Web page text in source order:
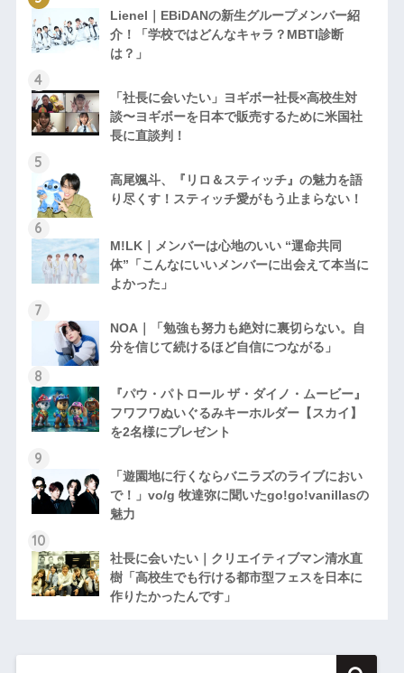
Lienel｜EBiDANの新生グループメンバー紹
介！「学校ではどんなキャラ？MBTI診断
は？」
「社長に会いたい」ヨギボー社長×高校生対
談〜ヨギボーを日本で販売するために米国社
長に直談判！
高尾颯斗、『リロ＆スティッチ』の魅力を語
り尽くす！スティッチ愛がもう止まらない！
M!LK｜メンバーは心地のいい “運命共同
体”「こんなにいいメンバーに出会えて本当に
よかった」
NOA｜「勉強も努力も絶対に裏切らない。自
分を信じて続けるほど自信につながる」
『パウ・パトロール ザ・ダイノ・ムービー』
フワフワぬいぐるみキーホルダー【スカイ】
を2名様にプレゼント
「遊園地に行くならバニラズのライブにおい
で！」vo/g 牧達弥に聞いたgo!go!vanillasの
魅力
社長に会いたい｜クリエイティブマン清水直
樹「高校生でも行ける都市型フェスを日本に
作りたかったんです」